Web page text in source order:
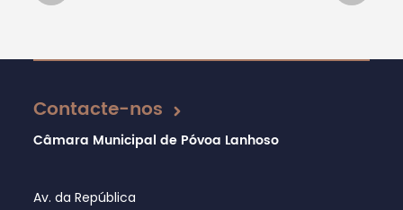
Atualizado em 08/03/2018
Contacte-nos
Câmara Municipal de Póvoa Lanhoso
Av. da República